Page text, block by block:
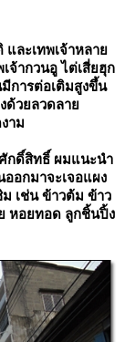
และเทพเจ้าหลา
จ้ากวนอู ไต่เสี่ยฮุก
การต่อเติมสูงขึ้น
งด้วยลวดลา
าม
กดิ์สิทธิ์ ผมแนะนำ
อกมาจะเจอแผง
เช่น ข้าวต้ม ข้าว
หอยทอด ลูกชิ้นปิ้ง